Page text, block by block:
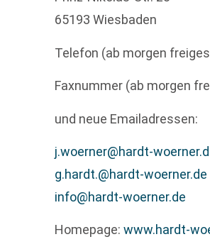
65193 Wiesbaden
Telefon (ab morgen
Faxnummer (ab morgen
und neue Emailadressen:
j.woerner@hardt-
g.hardt.@hardt-woerner.de
info@hardt-woerner.de
Homepage:www.hardt-